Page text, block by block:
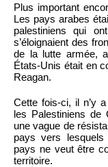
Plus important
Les pays arabes
palestiniens qui
s’éloignaient des
de la lutte armée,
États-Unis était en
Reagan.
Cette fois-ci, il n’y
les Palestiniens de
une vague de
pays vers lesquels
pays ne veut être
territoire.